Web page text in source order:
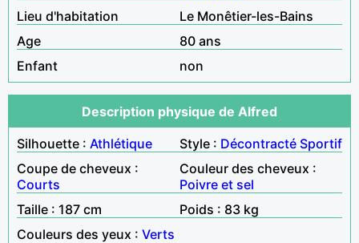
Lieu d'habitation
Le Monêtier-les-Bains
Age
80 ans
Enfant
non
Description physique de Alfred
Silhouette : Athlétique Style : Décontracté Sportif
Coupe de cheveux :
Courts
Couleur des cheveux :
Poivre et sel
Taille : 187 cm
Poids : 83 kg
Couleurs des yeux : Verts